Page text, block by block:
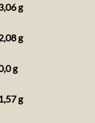
g
g
g
g